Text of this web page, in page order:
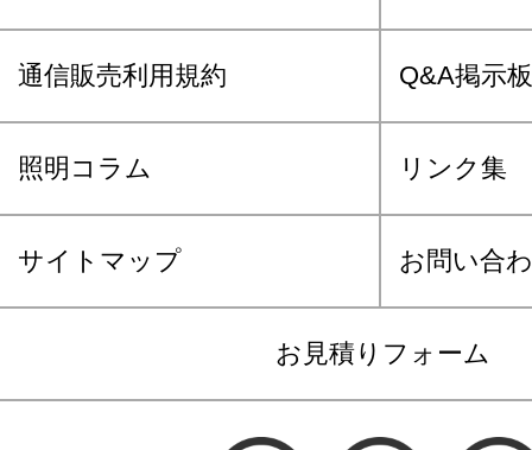
通信販売利用規約 Q&A掲示板
照明コラム リンク集
サイトマップ お問い合
お見積りフォーム